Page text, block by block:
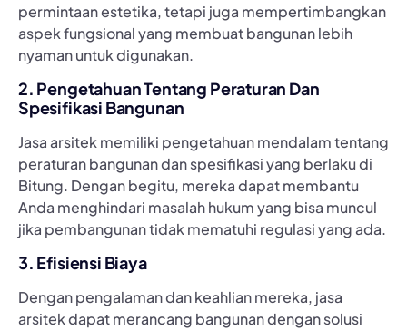
permintaan estetika, tetapi juga mempertimbangkan
aspek fungsional yang membuat bangunan lebih
nyaman untuk digunakan.
2. Pengetahuan Tentang Peraturan Dan
Spesifikasi Bangunan
Jasa arsitek memiliki pengetahuan mendalam tentang
peraturan bangunan dan spesifikasi yang berlaku di
Bitung. Dengan begitu, mereka dapat membantu
Anda menghindari masalah hukum yang bisa muncul
jika pembangunan tidak mematuhi regulasi yang ada.
3. Efisiensi Biaya
Dengan pengalaman dan keahlian mereka, jasa
arsitek dapat merancang bangunan dengan solusi